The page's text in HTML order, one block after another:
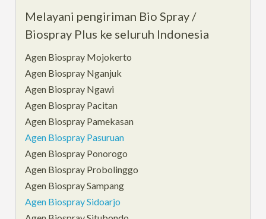
Melayani pengiriman Bio Spray /
Biospray Plus ke seluruh Indonesia
Agen Biospray Mojokerto
Agen Biospray Nganjuk
Agen Biospray Ngawi
Agen Biospray Pacitan
Agen Biospray Pamekasan
Agen Biospray Pasuruan
Agen Biospray Ponorogo
Agen Biospray Probolinggo
Agen Biospray Sampang
Agen Biospray Sidoarjo